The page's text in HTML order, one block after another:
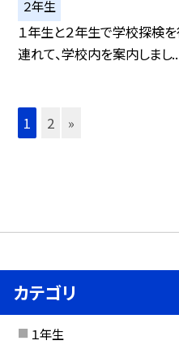
２年生
１年生と２年生で学校探検
連れて、学校内を案内しまし
1 2 »
カテゴリ
１年生